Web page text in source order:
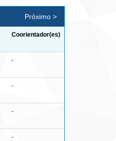
Próximo >
Coorientador(es)
-
-
-
-